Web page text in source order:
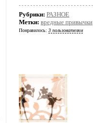
Рубрики: РАЗНОЕ
Метки: вредные привычки
Понравилось: 3 пользователям